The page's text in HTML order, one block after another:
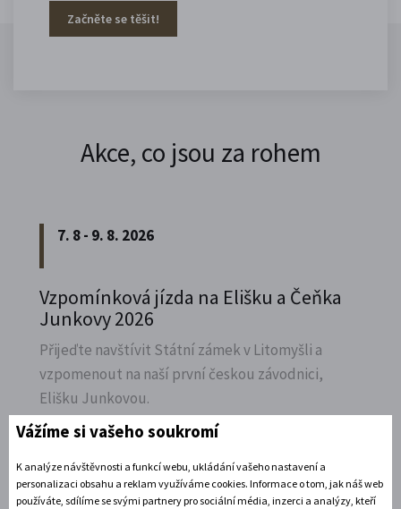
Začněte se těšit!
Akce, co jsou za rohem
7. 8 - 9. 8. 2026
Vzpomínková jízda na Elišku a Čeňka
Junkovy 2026
Přijeďte navštívit Státní zámek v Litomyšli a
vzpomenout na naší první českou závodnici,
Elišku Junkovou.
Rozbalte si další akce
7. 8. 2026
Vážíme si vašeho soukromí
K analýze návštěvnosti a funkcí webu, ukládání vašeho nastavení a
personalizaci obsahu a reklam využíváme cookies. Informace o tom, jak náš web
používáte, sdílíme se svými partnery pro sociální média, inzerci a analýzy, kteří